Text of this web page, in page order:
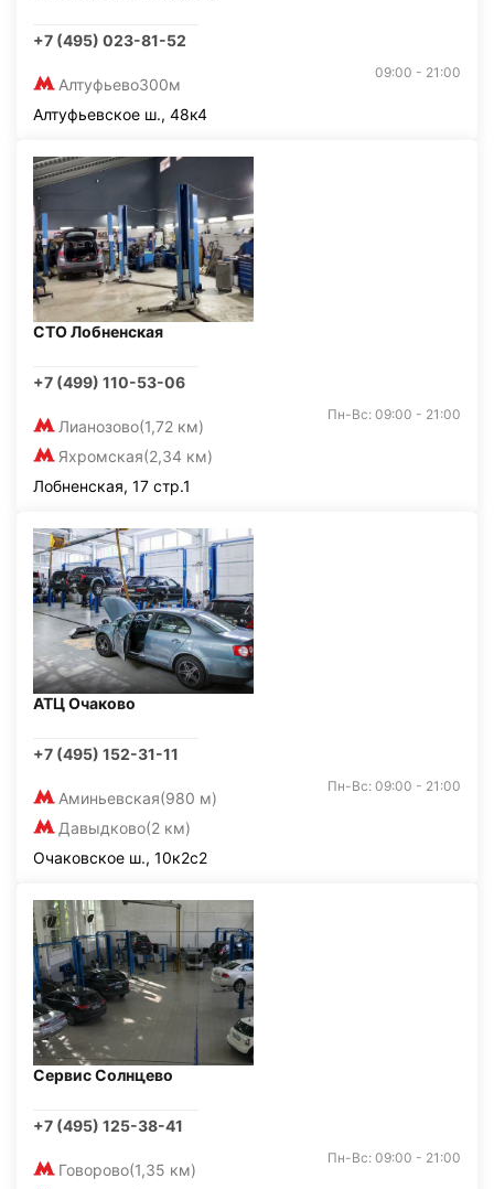
+7 (495) 023-81-52
Алтуфьево300м
09:00 - 21:00
Алтуфьевское ш., 48к4
СТО Лобненская
+7 (499) 110-53-06
Лианозово(1,72 км)
Яхромская(2,34 км)
Пн-Вс: 09:00 - 21:00
Лобненская, 17 стр.1
АТЦ Очаково
+7 (495) 152-31-11
Аминьевская(980 м)
Давыдково(2 км)
Пн-Вс: 09:00 - 21:00
Очаковское ш., 10к2с2
Сервис Солнцево
+7 (495) 125-38-41
Говорово(1,35 км)
Пн-Вс: 09:00 - 21:00